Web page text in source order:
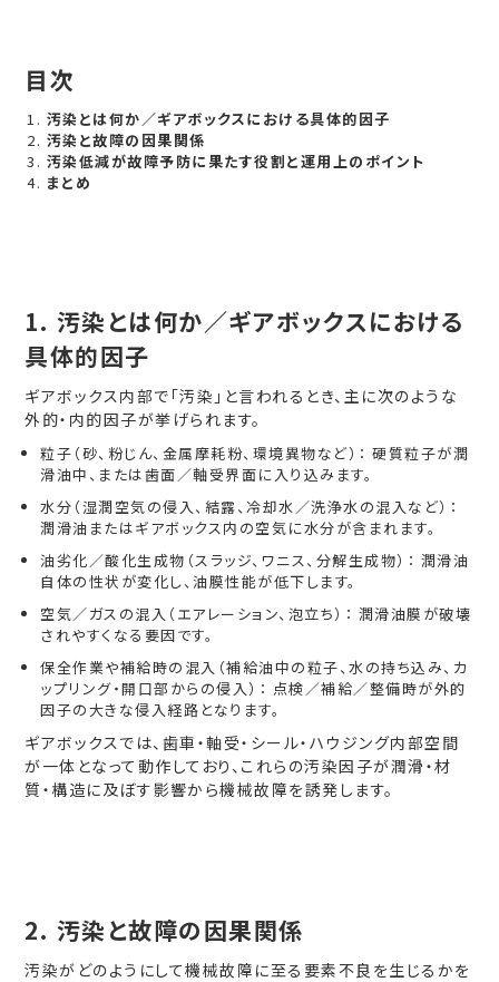
目次
汚染とは何か／ギアボックスにおける具体的因子
汚染と故障の因果関係
汚染低減が故障予防に果たす役割と運用上のポイント
まとめ
1. 汚染とは何か／ギアボックスにおける
具体的因子
ギアボックス内部で「汚染」と言われるとき、主に次のような
外的・内的因子が挙げられます。
粒子（砂、粉じん、金属摩耗粉、環境異物など）： 硬質粒子が潤
滑油中、または歯面／軸受界面に入り込みます。
水分（湿潤空気の侵入、結露、冷却水／洗浄水の混入など）：
潤滑油またはギアボックス内の空気に水分が含まれます。
油劣化／酸化生成物（スラッジ、ワニス、分解生成物）： 潤滑油
自体の性状が変化し、油膜性能が低下します。
空気／ガスの混入（エアレーション、泡立ち）： 潤滑油膜が破壊
されやすくなる要因です。
保全作業や補給時の混入（補給油中の粒子、水の持ち込み、カ
ップリング・開口部からの侵入）： 点検／補給／整備時が外的
因子の大きな侵入経路となります。
ギアボックスでは、歯車・軸受・シール・ハウジング内部空間
が一体となって動作しており、これらの汚染因子が潤滑・材
質・構造に及ぼす影響から機械故障を誘発します。
2. 汚染と故障の因果関係
汚染がどのようにして機械故障に至る要素不良を生じるかを